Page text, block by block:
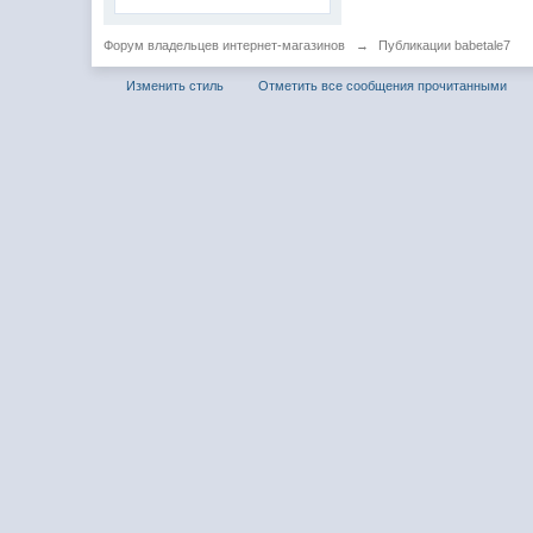
Форум владельцев интернет-магазинов → Публикации babetale7
Изменить стиль Отметить все сообщения прочитанными